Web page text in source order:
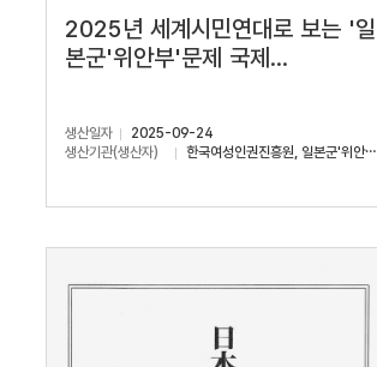
2025년 세계시민연대로 보는 '일
본군'위안부'문제 국제...
생산일자
2025-09-24
생산기관(생산자)
한국여성인권진흥원, 일본군'위안부'문제연구소